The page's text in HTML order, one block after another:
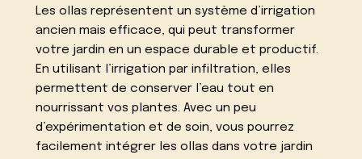
Les ollas représentent un système d’irrigation
ancien mais efficace, qui peut transformer
votre jardin en un espace durable et productif.
En utilisant l’irrigation par infiltration, elles
permettent de conserver l’eau tout en
nourrissant vos plantes. Avec un peu
d’expérimentation et de soin, vous pourrez
facilement intégrer les ollas dans votre jardin